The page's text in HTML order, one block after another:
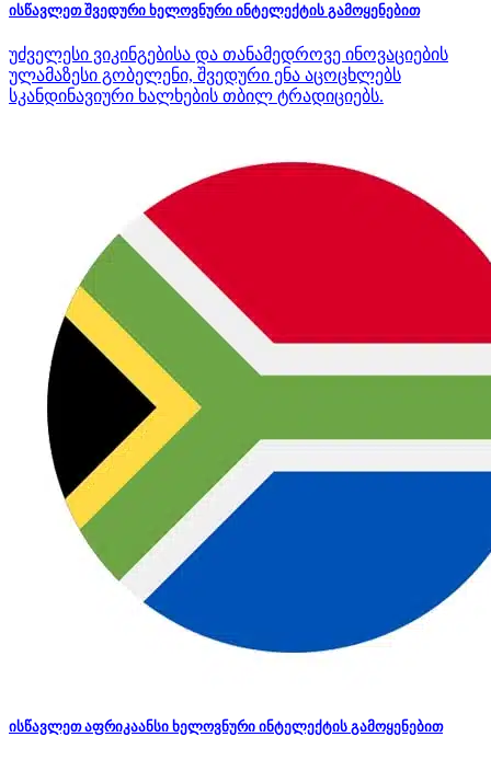
ისწავლეთ შვედური ხელოვნური ინტელექტის გამოყენებით
უძველესი ვიკინგებისა და თანამედროვე ინოვაციების
ულამაზესი გობელენი, შვედური ენა აცოცხლებს
სკანდინავიური ხალხების თბილ ტრადიციებს.
ისწავლეთ აფრიკაანსი ხელოვნური ინტელექტის გამოყენებით